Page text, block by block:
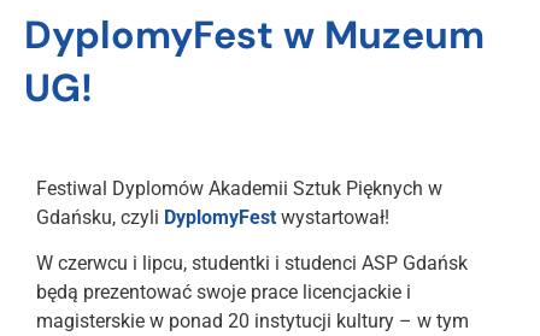
DyplomyFest w Muzeum
UG!
Festiwal Dyplomów Akademii Sztuk Pięknych w
Gdańsku, czyli DyplomyFest wystartował!
W czerwcu i lipcu, studentki i studenci ASP Gdańsk
będą prezentować swoje prace licencjackie i
magisterskie w ponad 20 instytucji kultury – w tym